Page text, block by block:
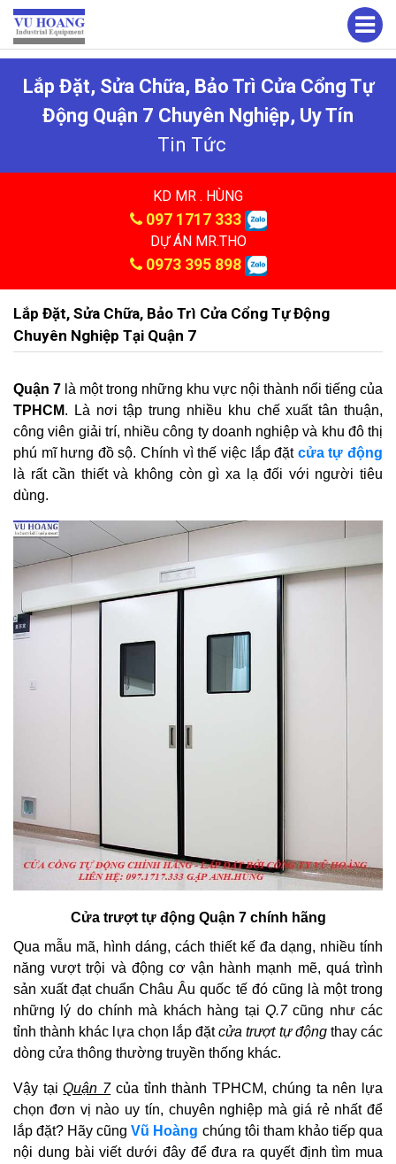
Lắp Đặt, Sửa Chữa, Bảo Trì Cửa Cổng Tự
Động Quận 7 Chuyên Nghiệp, Uy Tín
Tin Tức
KD MR . HÙNG
097 1717 333
DỰ ÁN MR.THO
0973 395 898
Lắp Đặt, Sửa Chữa, Bảo Trì Cửa Cổng Tự Động
Chuyên Nghiệp Tại Quận 7
Quận 7 là một trong những khu vực nội thành nổi tiếng của
TPHCM. Là nơi tập trung nhiều khu chế xuất tân thuận,
công viên giải trí, nhiều công ty doanh nghiệp và khu đô thị
phú mĩ hưng đồ sộ. Chính vì thế việc lắp đặt cửa tự động
là rất cần thiết và không còn gì xa lạ đối với người tiêu
dùng.
Cửa trượt tự động Quận 7 chính hãng
Qua mẫu mã, hình dáng, cách thiết kế đa dạng, nhiều tính
năng vượt trội và động cơ vận hành mạnh mẽ, quá trình
sản xuất đạt chuẩn Châu Âu quốc tế đó cũng là một trong
những lý do chính mà khách hàng tại Q.7cũng như các
tỉnh thành khác lựa chọn lắp đặtcửa trượt tự độngthay các
dòng cửa thông thường truyền thống khác.
Vậy tạiQuận 7của tỉnh thành TPHCM, chúng ta nên lựa
chọn đơn vị nào uy tín, chuyên nghiệp mà giá rẻ nhất để
lắp đặt? Hãy cũngVũ Hoàng chúng tôi tham khảo tiếp qua
nội dung bài viết dưới đây để đưa ra quyết định tìm mua